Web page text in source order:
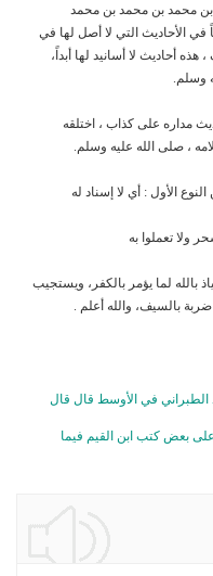
بن محمد بن محمد بن محمد
فذكر فصلاً بديعاً في الأحاديث التي لا أصل لها في
هذه أحاديث لا أسانيد لها أبداً،
وسلم.
مداره على كذاب ، اختلقه
، صلى الله عليه وسلم.
الأول : أي لا إسناد له
ولا تعملوا به
بالله لما يؤمر بالكفر، ويستجيب
بالسيف، والله أعلم .
في الأوسط قال قال
بعض كتب ابن القيم فيما